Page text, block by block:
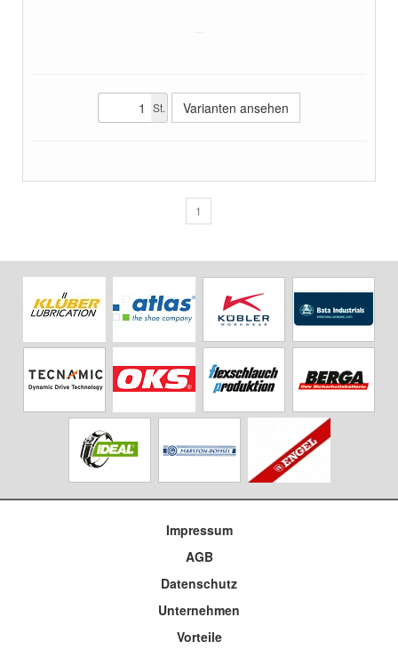
St. Varianten ansehen
1
Impressum
AGB
Datenschutz
Unternehmen
Vorteile